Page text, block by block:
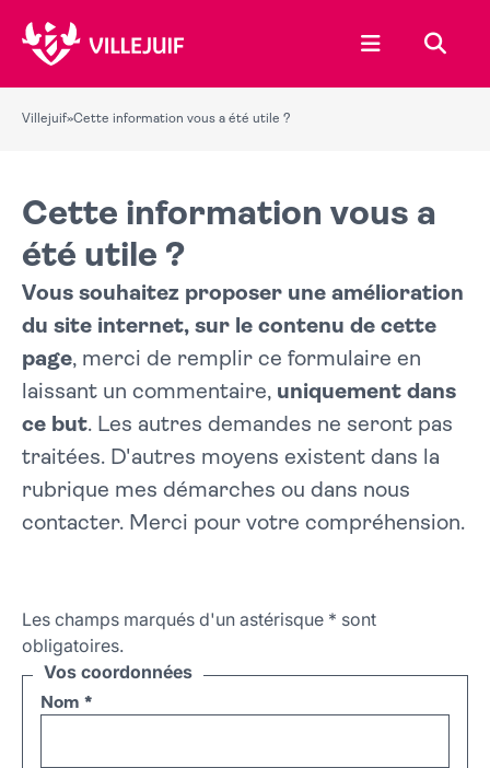
Ouvrir le
Villejuif»Cette information vous a été utile ?
Cette information vous a
été utile ?
Vous souhaitez proposer une amélioration
du site internet, sur le contenu de cette
page, merci de remplir ce formulaire en
laissant un commentaire, uniquement dans
ce but. Les autres demandes ne seront pas
traitées. D'autres moyens existent dans la
rubrique mes démarches ou dans nous
contacter. Merci pour votre compréhension.
Les champs marqués d'un astérisque * sont
obligatoires.
Vos coordonnées
Nom *